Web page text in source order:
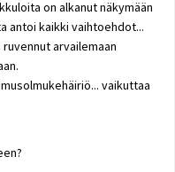
on alkanut näkymään
antoi kaikki vaihtoehdot...
arvailemaan
vaikuttaa